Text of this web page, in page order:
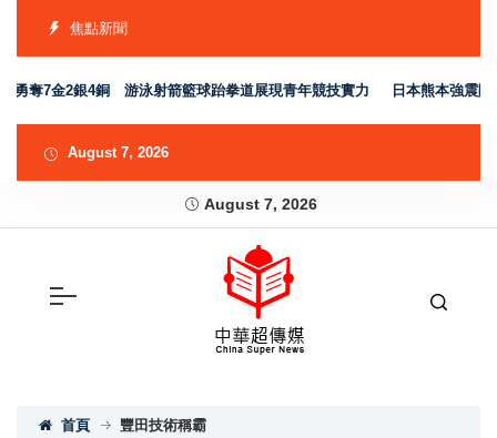
焦點新聞
奪7金2銀4銅 游泳射箭籃球跆拳道展現青年競技實力 日本熊本強震賑
August 7, 2026
August 7, 2026
首頁 豐田技術稱霸